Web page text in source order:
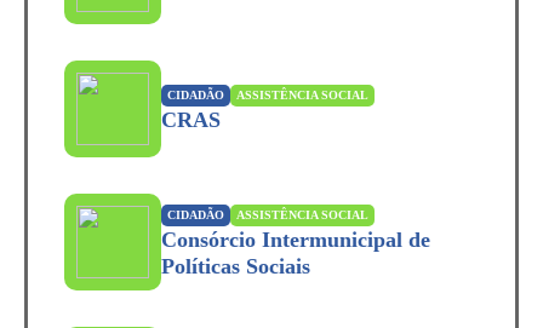
CIDADÃO ASSISTÊNCIA SOCIAL
CRAS
CIDADÃO ASSISTÊNCIA SOCIAL
Consórcio Intermunicipal de
Políticas Sociais